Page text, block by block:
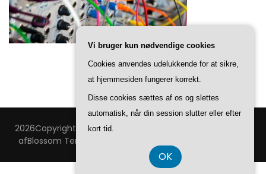
2026Copyright Technovision
afBlossom Temaer
CVR DK37 40 77 39
Vi bruger kun nødvendige cookies
Cookies anvendes udelukkende for at sikre,
at hjemmesiden fungerer korrekt.
Disse cookies sættes af os og slettes
automatisk, når din session slutter eller efter
kort tid.
OK